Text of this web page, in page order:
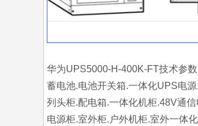
华为UPS5000-H-400K-FT技术参
蓄电池.电池开关箱.一体化UPS电
列头柜.配电箱.一体化机柜.48V通
电源柜.室外柜.户外机柜.室外一体